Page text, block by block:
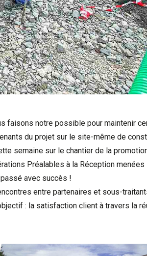
faisons notre possible pour maintenir
du projet sur le site-même de
semaine sur le chantier de la
Préalables à la Réception
avec succès !
entre partenaires et sous-
: la satisfaction client à travers la